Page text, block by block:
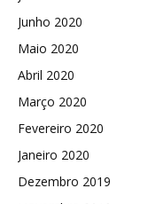
Junho 2020
Maio 2020
Abril 2020
Março 2020
Fevereiro 2020
Janeiro 2020
Dezembro 2019